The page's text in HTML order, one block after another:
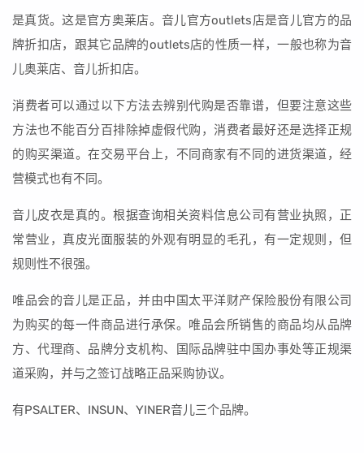
是真货。这是官方奥莱店。音儿官方outlets店是音儿官方的品
牌折扣店，跟其它品牌的outlets店的性质一样，一般也称为音
儿奥莱店、音儿折扣店。
消费者可以通过以下方法去辨别代购是否靠谱，但要注意这些
方法也不能百分百排除掉虚假代购，消费者最好还是选择正规
的购买渠道。在交易平台上，不同商家有不同的进货渠道，经
营模式也有不同。
音儿皮衣是真的。根据查询相关资料信息公司有营业执照，正
常营业，真皮光面服装的外观有明显的毛孔，有一定规则，但
规则性不很强。
唯品会的音儿是正品，并由中国太平洋财产保险股份有限公司
为购买的每一件商品进行承保。唯品会所销售的商品均从品牌
方、代理商、品牌分支机构、国际品牌驻中国办事处等正规渠
道采购，并与之签订战略正品采购协议。
有PSALTER、INSUN、YINER音儿三个品牌。